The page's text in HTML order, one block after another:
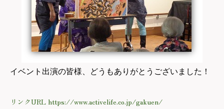
イベント出演の皆様、どうもありがとうございました！
リンクURL https://www.activelife.co.jp/gakuen/